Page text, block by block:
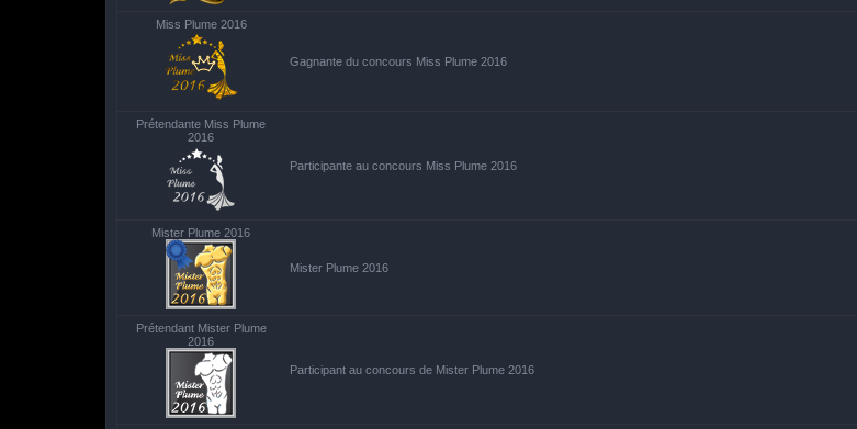
Miss Plume 2016
Gagnante du concours Miss Plume 2016
Prétendante Miss Plume
2016
Participante au concours Miss Plume 2016
Mister Plume 2016
Mister Plume 2016
Prétendant Mister Plume
2016
Participant au concours de Mister Plume 2016